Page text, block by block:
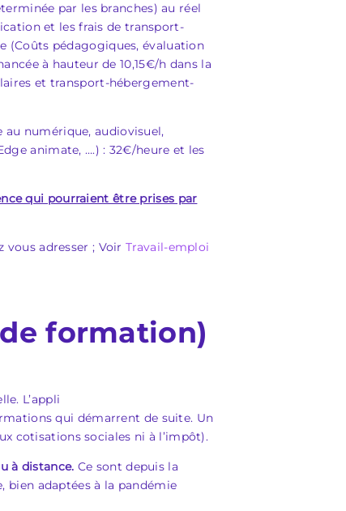
par les branches) au réel
et les frais de transport-
(Coûts pédagogiques, évaluation
à hauteur de 10,15€/h dans la
et transport-hébergement-
numérique, audiovisuel,
animate, ….) : 32€/heure et les
qui pourraient être prises par
vous adresser ; VoirTravail-emploi
formation)
L’appli
qui démarrent de suite. Un
cotisations sociales ni à l’impôt).
à distance. Ce sont depuis la
bien adaptées à la pandémie